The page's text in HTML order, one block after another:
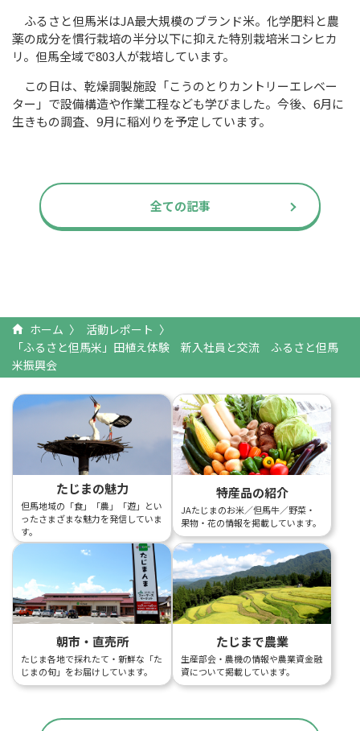
ふるさと但馬米はJA最大規模のブランド米。化学肥料と農
薬の成分を慣行栽培の半分以下に抑えた特別栽培米コシヒカ
リ。但馬全域で803人が栽培しています。
この日は、乾燥調製施設「こうのとりカントリーエレベー
ター」で設備構造や作業工程なども学びました。今後、6月に
生きもの調査、9月に稲刈りを予定しています。
全ての記事
ホーム
活動レポート
「ふるさと但馬米」田植え体験 新入社員と交流 ふるさと但馬
米振興会
たじまの魅力
但馬地域の「食」「農」「遊」とい
ったさまざまな魅力を発信していま
す。
特産品の紹介
JAたじまのお米／但馬牛／野菜・
果物・花の情報を掲載しています。
朝市・直売所
たじま各地で採れたて・新鮮な「た
じまの旬」をお届けしています。
たじまで農業
生産部会・農機の情報や農業資金融
資について掲載しています。